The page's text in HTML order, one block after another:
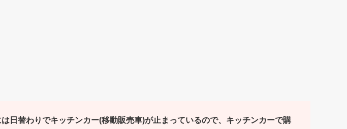
日替わりでキッチンカー(移動販売車)が止まっているので、キッチンカーで購